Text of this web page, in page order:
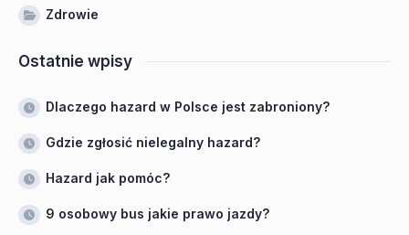
Zdrowie
Ostatnie wpisy
Dlaczego hazard w Polsce jest zabroniony?
Gdzie zgłosić nielegalny hazard?
Hazard jak pomóc?
9 osobowy bus jakie prawo jazdy?